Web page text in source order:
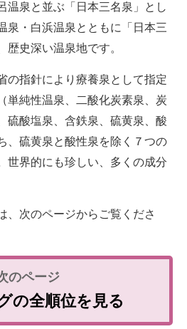
温泉と並ぶ「日本三名泉」とし
泉・白浜温泉とともに「日本三
歴史深い温泉地です。
指針により療養泉として指定
単純性温泉、二酸化炭素泉、炭
硫酸塩泉、含鉄泉、硫黄泉、酸
、硫黄泉と酸性泉を除く７つの
世界的にも珍しい、多くの成分
次のページからご覧くださ
の全順位を見る